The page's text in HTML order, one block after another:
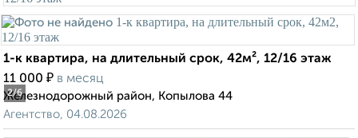
2/6
1-к квартира, на длительный срок, 42м², 12/16 этаж
11 000 ₽ в месяц
Железнодорожный район, Копылова 44
Агентство, 04.08.2026